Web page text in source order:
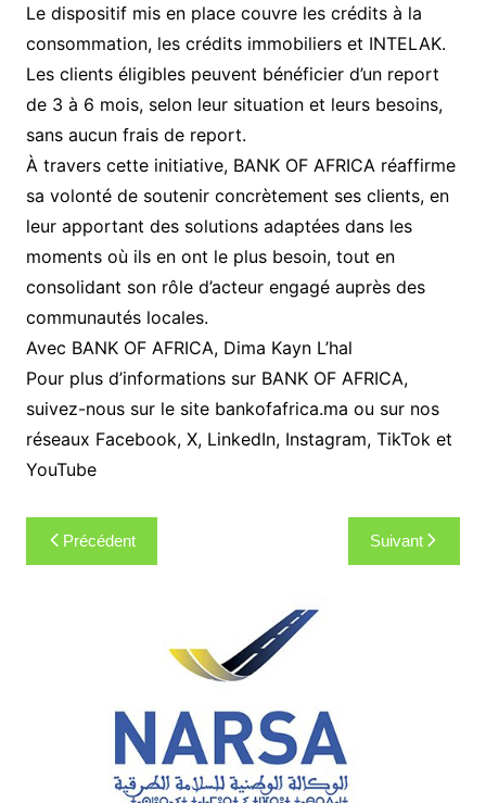
Le dispositif mis en place couvre les crédits à la
consommation, les crédits immobiliers et INTELAK.
Les clients éligibles peuvent bénéficier d’un report
de 3 à 6 mois, selon leur situation et leurs besoins,
sans aucun frais de report.
À travers cette initiative, BANK OF AFRICA réaffirme
sa volonté de soutenir concrètement ses clients, en
leur apportant des solutions adaptées dans les
moments où ils en ont le plus besoin, tout en
consolidant son rôle d’acteur engagé auprès des
communautés locales.
Avec BANK OF AFRICA, Dima Kayn L’hal
Pour plus d’informations sur BANK OF AFRICA,
suivez-nous sur le site bankofafrica.ma ou sur nos
réseaux Facebook, X, LinkedIn, Instagram, TikTok et
YouTube
Navigation
de
Précédent Suivant